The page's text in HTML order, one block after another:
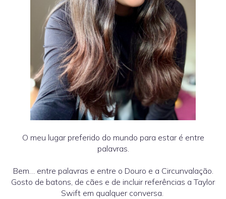
O meu lugar preferido do mundo para estar é entre
palavras.
Bem… entre palavras e entre o Douro e a Circunvalação.
Gosto de batons, de cães e de incluir referências a Taylor
Swift em qualquer conversa.